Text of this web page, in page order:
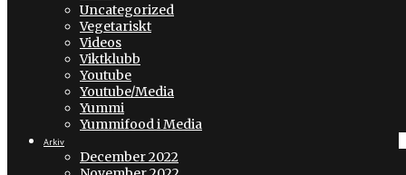
Uncategorized
Vegetariskt
Videos
Viktklubb
Youtube
Youtube/Media
Yummi
Yummifood i Media
Arkiv
December 2022